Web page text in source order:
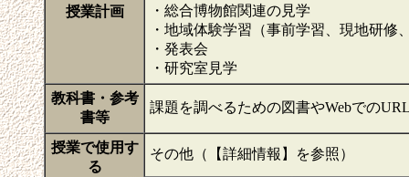
授業計画
・総合博物館関連の見学
・地域体験学習（事前学習、現地研修
・発表会
・研究室見学
教科書・参考
書等
課題を調べるための図書やWebでの
授業で使用す
る
その他（【詳細情報】を参照）